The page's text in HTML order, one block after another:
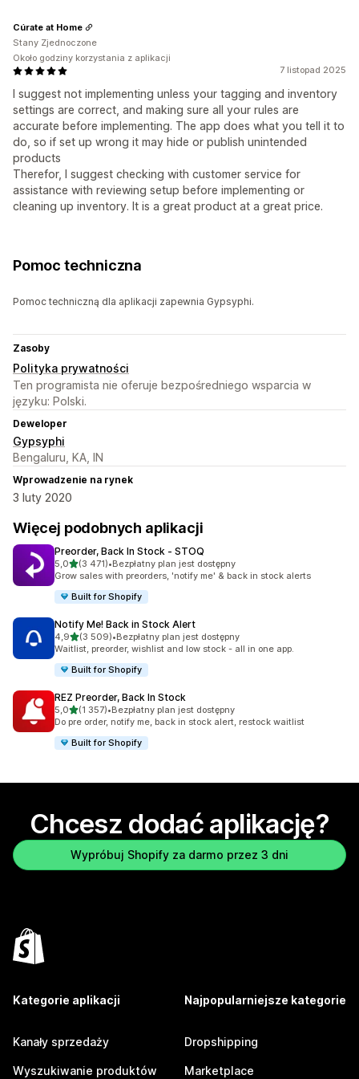
7 listopad 2025
I suggest not implementing unless your tagging and inventory
settings are correct, and making sure all your rules are
accurate before implementing. The app does what you tell it to
do, so if set up wrong it may hide or publish unintended
products
Therefor, I suggest checking with customer service for
assistance with reviewing setup before implementing or
cleaning up inventory. It is a great product at a great price.
Cúrate at Home
Stany Zjednoczone
Około godziny korzystania z aplikacji
Pomoc techniczna
Pomoc techniczną dla aplikacji zapewnia Gypsyphi.
Zasoby
Polityka prywatności
Ten programista nie oferuje bezpośredniego wsparcia w
języku: Polski.
Deweloper
Gypsyphi
Bengaluru, KA, IN
Wprowadzenie na rynek
3 luty 2020
Więcej podobnych aplikacji
Preorder, Back In Stock ‑ STOQ
5,0na 5 gwiazdek
(3 471)
Łączna liczba recenzji: 3471
•Bezpłatny plan jest dostępny
Grow sales with preorders, 'notify me' & back in stock alerts
Built for Shopify
Notify Me! Back in Stock Alert
4,9na 5 gwiazdek
(3 509)
Łączna liczba recenzji: 3509
•Bezpłatny plan jest dostępny
Waitlist, preorder, wishlist and low stock - all in one app.
Built for Shopify
REZ Preorder, Back In Stock
5,0na 5 gwiazdek
(1 357)
Łączna liczba recenzji: 1357
•Bezpłatny plan jest dostępny
Do pre order, notify me, back in stock alert, restock waitlist
Built for Shopify
Chcesz dodać aplikację?
Wypróbuj Shopify za darmo przez 3 dni
Kategorie aplikacji
Kanały sprzedaży
Wyszukiwanie produktów
Najpopularniejsze kategorie
Dropshipping
Marketplace